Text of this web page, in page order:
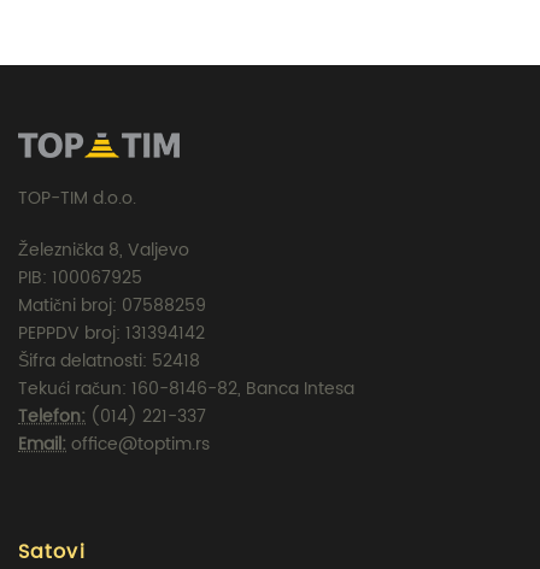
TOP-TIM d.o.o.
Železnička 8, Valjevo
PIB: 100067925
Matični broj: 07588259
PEPPDV broj: 131394142
Šifra delatnosti: 52418
Tekući račun: 160-8146-82, Banca Intesa
Telefon: (014) 221-337
Email:office@toptim.rs
Satovi